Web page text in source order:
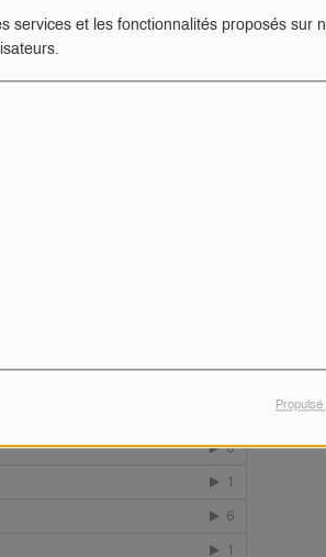
services et les fonctionnalités proposés sur